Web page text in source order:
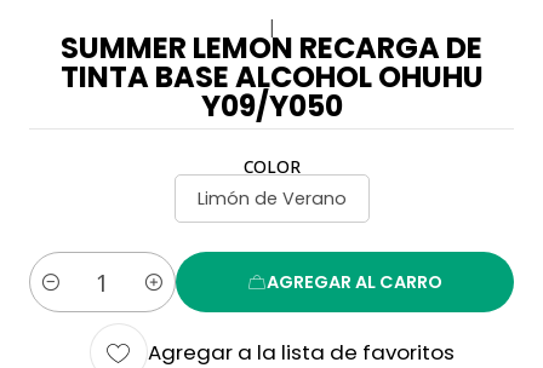
|
SUMMER LEMON RECARGA DE
TINTA BASE ALCOHOL OHUHU
Y09/Y050
COLOR
Limón de Verano
Cantidad
AGREGAR AL CARRO
Agregar a la lista de favoritos